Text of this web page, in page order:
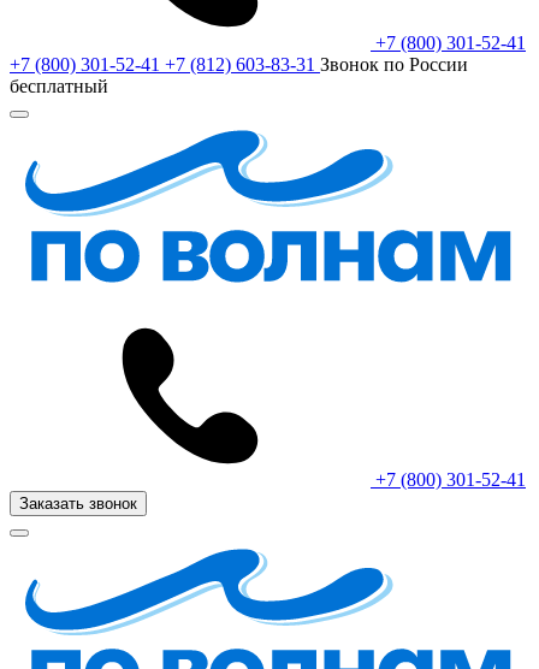
+7 (800) 301-52-41
+7 (800) 301-52-41 +7 (812) 603-83-31 Звонок по России
бесплатный
+7 (800) 301-52-41
Заказать звонок